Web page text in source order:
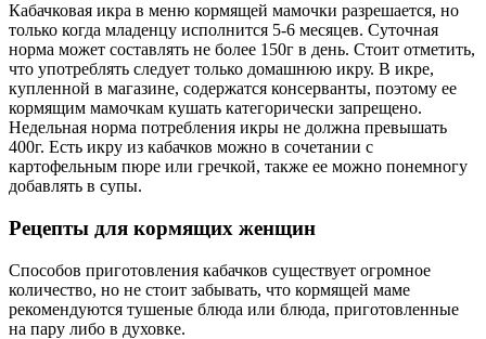
Кабачковая икра в меню кормящей мамочки разрешается, но
только когда младенцу исполнится 5-6 месяцев. Суточная
норма может составлять не более 150г в день. Стоит отметить,
что употреблять следует только домашнюю икру. В икре,
купленной в магазине, содержатся консерванты, поэтому ее
кормящим мамочкам кушать категорически запрещено.
Недельная норма потребления икры не должна превышать
400г. Есть икру из кабачков можно в сочетании с
картофельным пюре или гречкой, также ее можно понемногу
добавлять в супы.
Рецепты для кормящих женщин
Способов приготовления кабачков существует огромное
количество, но не стоит забывать, что кормящей маме
рекомендуются тушеные блюда или блюда, приготовленные
на пару либо в духовке.